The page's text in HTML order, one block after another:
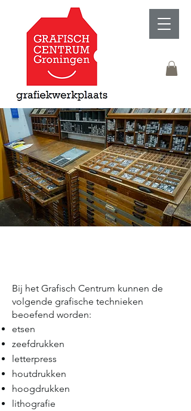
Bij het Grafisch Centrum kunnen de
volgende grafische technieken
beoefend worden:
etsen
zeefdrukken
letterpress
houtdrukken
hoogdrukken
lithografie